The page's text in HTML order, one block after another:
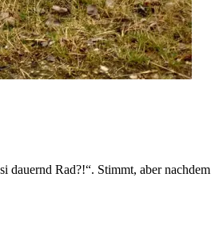
dauernd Rad?!“. Stimmt, aber nachdem